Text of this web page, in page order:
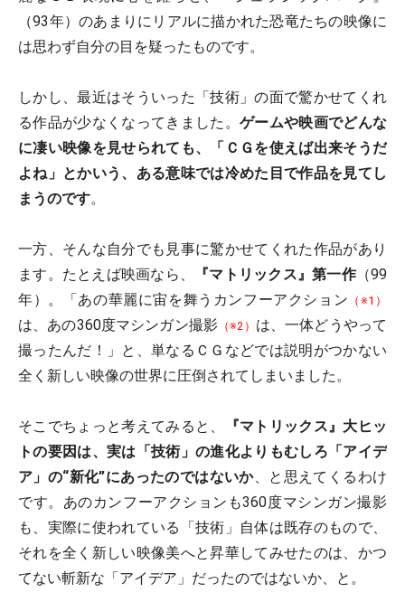
（93年）のあまりにリアルに描かれた恐竜たちの映像に
は思わず自分の目を疑ったものです。
しかし、最近はそういった「技術」の面で驚かせてくれ
る作品が少なくなってきました。 ゲームや映画でどんな
に凄い映像を見せられても、「ＣＧを使えば出来そうだ
よね」とかいう、ある意味では冷めた目で作品を見てし
まうのです。
一方、そんな自分でも見事に驚かせてくれた作品があり
ます。たとえば映画なら、
『マトリックス』第一作（99
年）。「あの華麗に宙を舞うカンフーアクション （※1）
は、あの360度マシンガン撮影 （※2） は、一体どうやって
撮ったんだ！」と、単なるＣＧなどでは説明がつかない
全く新しい映像の世界に圧倒されてしまいました。
そこでちょっと考えてみると、
『マトリックス』大ヒッ
トの要因は、実は「技術」の進化よりもむしろ「アイデ
ア」の“新化”にあったのではないか、と思えてくるわけ
です。あのカンフーアクションも360度マシンガン撮影
も、実際に使われている「技術」自体は既存のもので、
それを全く新しい映像美へと昇華してみせたのは、かつ
てない斬新な「アイデア」だったのではないか、と。